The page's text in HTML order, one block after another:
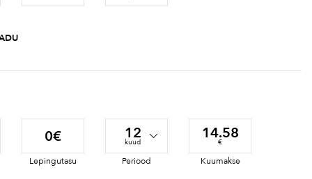
0€
Lepingutasu
12
kuud
Periood
14.58
€
Kuumakse